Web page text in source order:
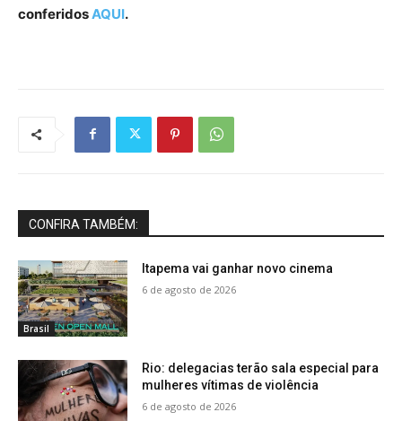
conferidosAQUI.
CONFIRA TAMBÉM:
Brasil
Itapema vai ganhar novo cinema
6 de agosto de 2026
Rio: delegacias terão sala especial para
mulheres vítimas de violência
6 de agosto de 2026